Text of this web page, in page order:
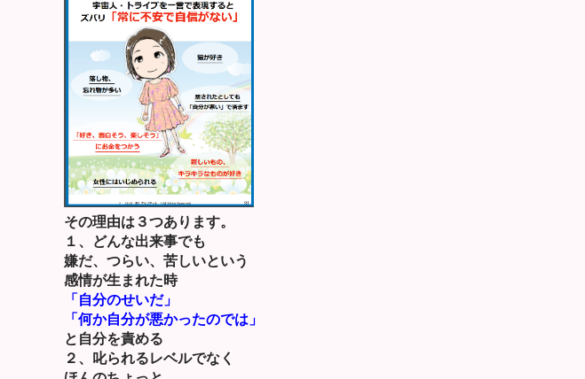
その理由は３つあります。
１、どんな出来事でも
嫌だ、つらい、苦しいという
感情が生まれた時
「自分のせいだ」
「何か自分が悪かったのでは」
と自分を責める
２、叱られるレベルでなく